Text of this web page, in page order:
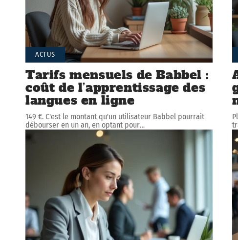
ACTUS
Tarifs mensuels de Babbel :
coût de l’apprentissage des
langues en ligne
149 €. C'est le montant qu'un utilisateur Babbel pourrait
débourser en un an, en optant pour…